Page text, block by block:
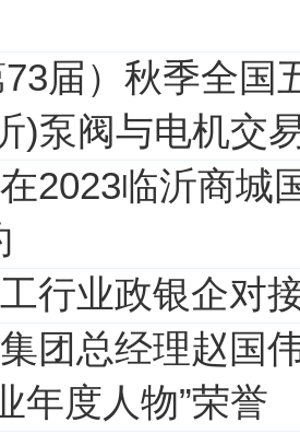
届）秋季全国
)泵阀与电机交
2023临沂商城
行业政银企对
团总经理赵国
年度人物”荣誉